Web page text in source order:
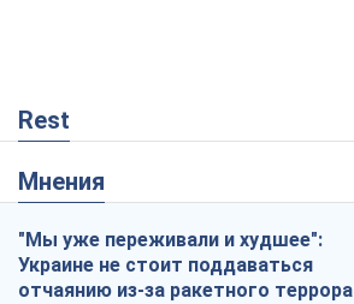
Rest
Мнения
"Мы уже переживали и худшее":
Украине не стоит поддаваться
отчаянию из-за ракетного террора